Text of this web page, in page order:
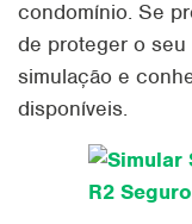
condomínio. Se
de proteger o seu
simulação e
disponíveis.